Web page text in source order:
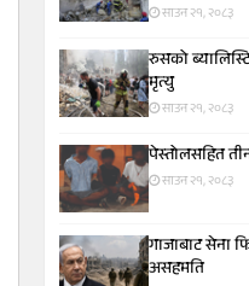
साउन २१, २०८३
रुसको
मृत्यु
साउन २१, २०८३
पेस्तोलसहित
साउन २१, २०८३
गाजाबाट सेना
असहमति